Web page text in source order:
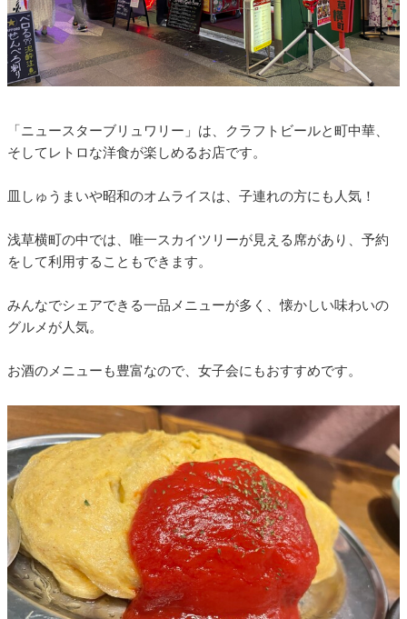
「ニュースターブリュワリー」は、クラフトビールと町中華、
そしてレトロな洋食が楽しめるお店です。
皿しゅうまいや昭和のオムライスは、子連れの方にも人気！
浅草横町の中では、唯一スカイツリーが見える席があり、予約
をして利用することもできます。
みんなでシェアできる一品メニューが多く、懐かしい味わいの
グルメが人気。
お酒のメニューも豊富なので、女子会にもおすすめです。